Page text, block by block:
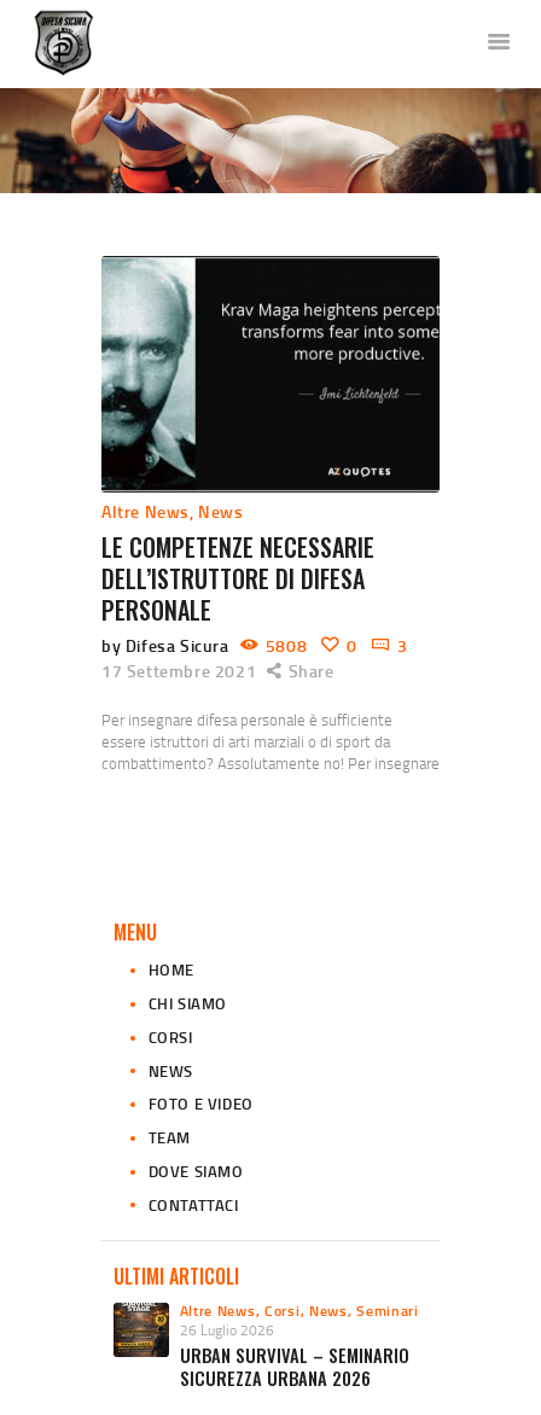
DIFESA SICURA KRAV MAGA
Corsi di Difesa Personale a Bergamo
HOME
CHI SIAMO
NEWS
FOTO E VIDEO
TEAM
COLLABORAZIONI
DOVE SIAMO
CONTATTACI
Altre News, News
LE COMPETENZE NECESSARIE
DELL’ISTRUTTORE DI DIFESA
PERSONALE
by Difesa Sicura 5808 0
3
17 Settembre 2021
Share
Per insegnare difesa personale è sufficiente
essere istruttori di arti marziali o di sport da
combattimento? Assolutamente no! Per insegnare
MENU
HOME
CHI SIAMO
CORSI
NEWS
FOTO E VIDEO
TEAM
DOVE SIAMO
CONTATTACI
ULTIMI ARTICOLI
Altre News,Corsi, News,Seminari
26 Luglio 2026
URBAN SURVIVAL – SEMINARIO
SICUREZZA URBANA 2026